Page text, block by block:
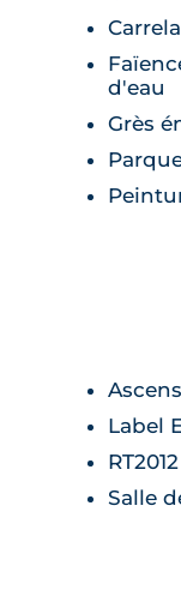
d'eau
Grès
Label
RT2012
Salle